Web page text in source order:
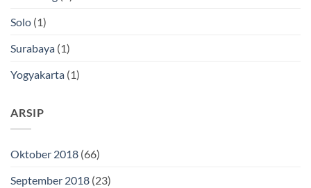
Solo (1)
Surabaya (1)
Yogyakarta (1)
ARSIP
Oktober 2018 (66)
September 2018 (23)